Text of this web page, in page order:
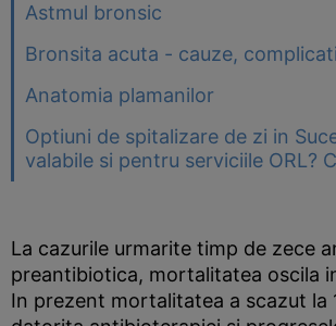
Astmul bronsic
Bronsita acuta - cauze,
Anatomia plamanilor
Optiuni de spitalizare de zi in
valabile si pentru serviciile ORL?
La cazurile urmarite timp de zece
preantibiotica, mortalitatea oscila
In prezent mortalitatea a scazut la